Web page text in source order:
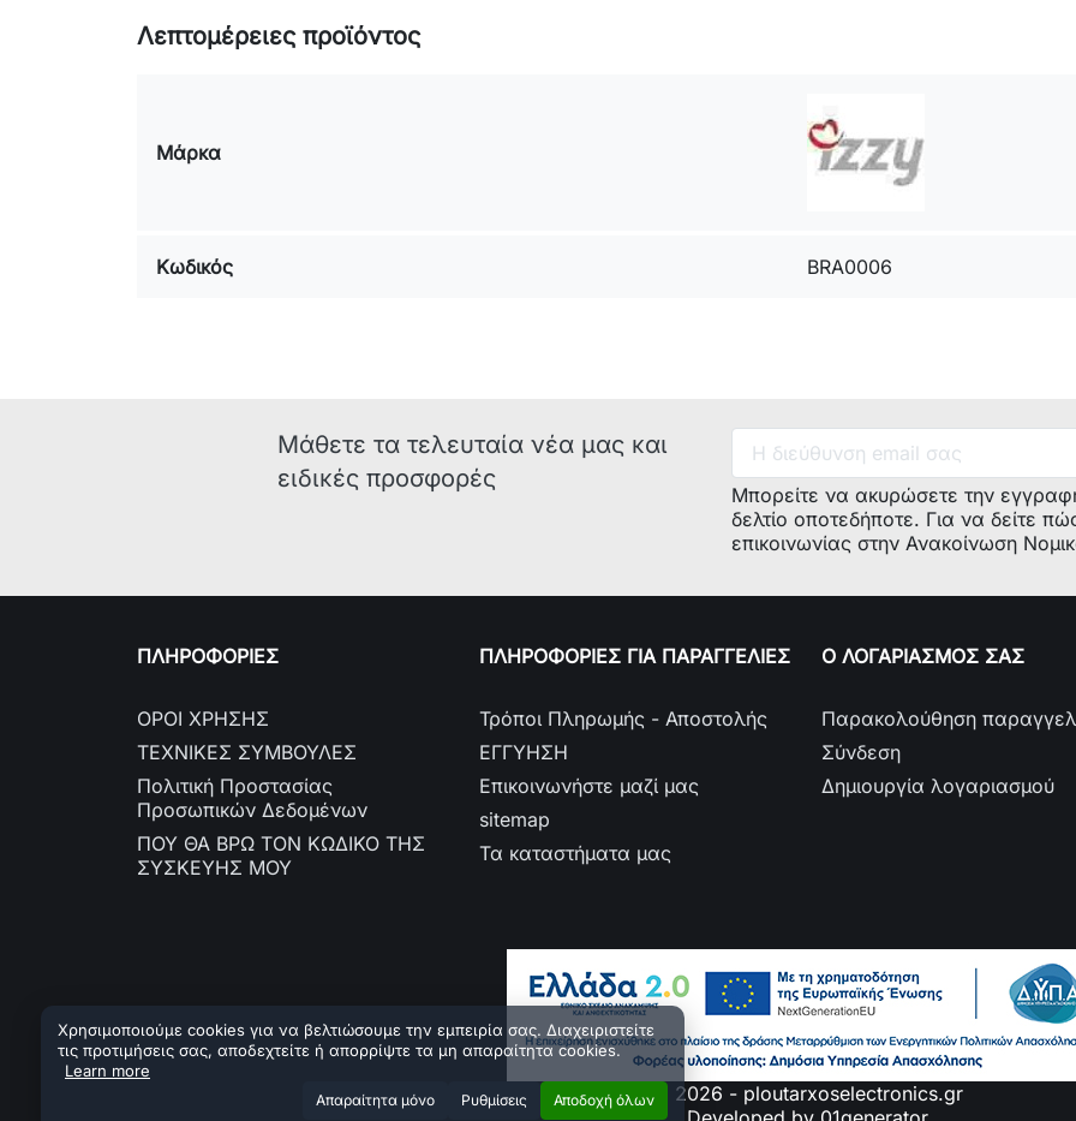
Λεπτομέρειες προϊόντος
Μάρκα
Κωδικός BRA0006
Μάθετε τα τελευταία νέα μας και
ειδικές προσφορές
Μπορείτε να ακυρώσετε την
δελτίο οποτεδήποτε. Για να δείτε
επικοινωνίας στην Ανακοίνωση
ΠΛΗΡΟΦΟΡΙΕΣ
ΟΡΟΙ ΧΡΗΣΗΣ
ΤΕΧΝΙΚΕΣ ΣΥΜΒΟΥΛΕΣ
Πολιτική Προστασίας
Προσωπικών Δεδομένων
ΠΟΥ ΘΑ ΒΡΩ ΤΟΝ ΚΩΔΙΚΟ ΤΗΣ
ΣΥΣΚΕΥΗΣ ΜΟΥ
ΠΛΗΡΟΦΟΡΙΕΣ ΓΙΑ ΠΑΡΑΓΓΕΛΙΕΣ
Τρόποι Πληρωμής - Αποστολής
ΕΓΓΥΗΣΗ
Επικοινωνήστε μαζί μας
sitemap
Τα καταστήματα μας
Ο ΛΟΓΑΡΙΑΣΜΟΣ ΣΑΣ
Παρακολούθηση
Σύνδεση
Δημιουργία λογαριασμού
Χρησιμοποιούμε cookies για να βελτιώσουμε την εμπειρία σας. Διαχειριστείτε
τις προτιμήσεις σας, αποδεχτείτε ή απορρίψτε τα μη απαραίτητα cookies.
Learn more
Aπαραίτητα μόνο Ρυθμίσεις Αποδοχή όλων© 2026 - ploutarxoselectronics.gr